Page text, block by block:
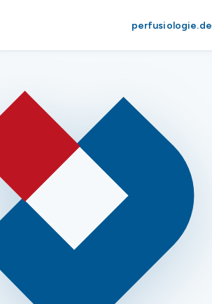
perfusiologie.de